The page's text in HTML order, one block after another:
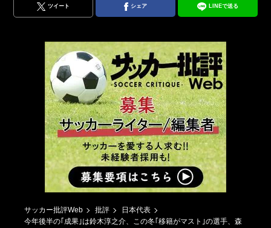
ツイート シェア LINEで送る
サッカー批評Web 批評
日本代表
今年後半の｢成果｣は鈴木淳之介、この冬｢移籍がマスト｣の選手、森